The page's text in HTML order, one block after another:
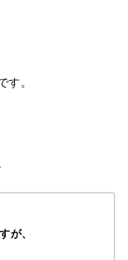
。
が、